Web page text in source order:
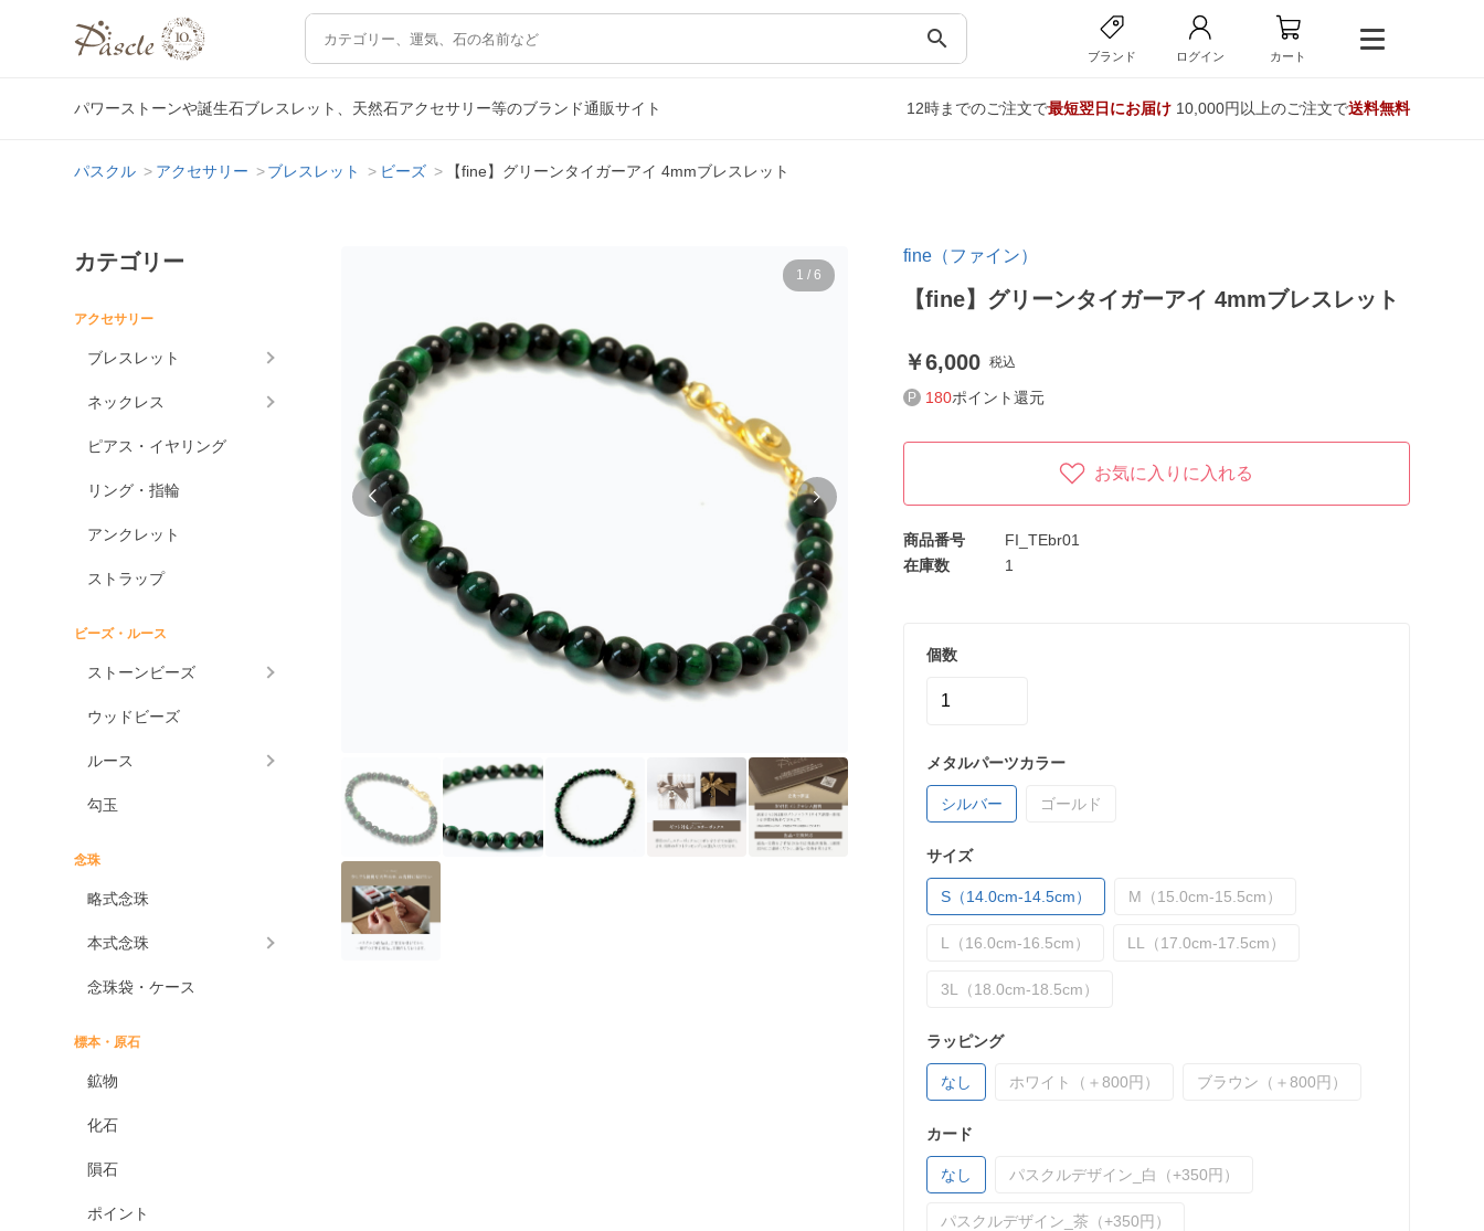
search
ブランド ログイン カート
パワーストーンや誕生石ブレスレット、天然石アクセサリー等のブランド通販サイト 12時までのご注文で最短翌日にお届け10,000円以上のご注文で送料無料
パスクル アクセサリー ブレスレット ビーズ 【fine】グリーンタイガーアイ 4mmブレスレット
カテゴリー
アクセサリー
ブレスレット
ネックレス
ピアス・イヤリング
リング・指輪
アンクレット
ストラップ
ビーズ・ルース
ストーンビーズ
ウッドビーズ
ルース
勾玉
念珠
略式念珠
本式念珠
念珠袋・ケース
標本・原石
鉱物
化石
隕石
ポイント
1 / 6
fine（ファイン）
【fine】グリーンタイガーアイ 4mmブレスレット
6,000 税込
180ポイント還元
お気に入りに入れる
商品番号
FI_TEbr01
在庫数
1
個数
メタルパーツカラー
シルバー ゴールド
サイズ
S（14.0cm-14.5cm） M（15.0cm-15.5cm）
L（16.0cm-16.5cm） LL（17.0cm-17.5cm）
3L（18.0cm-18.5cm）
ラッピング
なし ホワイト（＋800円） ブラウン（＋800円）
カード
なし パスクルデザイン_白（+350円）
パスクルデザイン_茶（+350円）